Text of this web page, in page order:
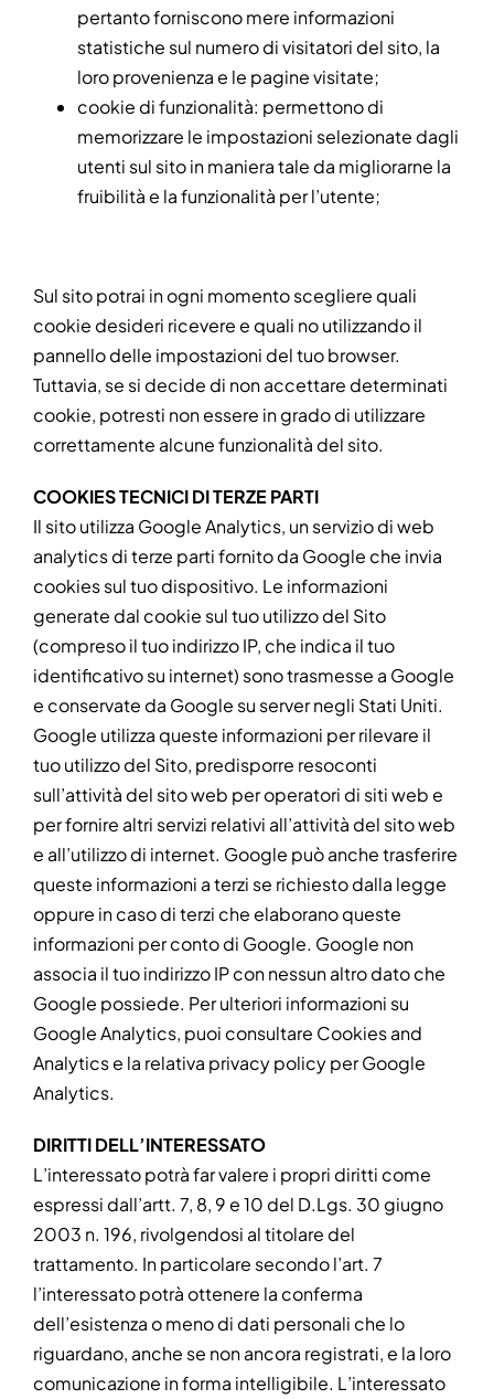
pertanto forniscono mere informazioni
statistiche sul numero di visitatori del sito, la
loro provenienza e le pagine visitate;
cookie di funzionalità: permettono di
memorizzare le impostazioni selezionate dagli
utenti sul sito in maniera tale da migliorarne la
fruibilità e la funzionalità per l’utente;
Sul sito potrai in ogni momento scegliere quali
cookie desideri ricevere e quali no utilizzando il
pannello delle impostazioni del tuo browser.
Tuttavia, se si decide di non accettare determinati
cookie, potresti non essere in grado di utilizzare
correttamente alcune funzionalità del sito.
COOKIES TECNICI DI TERZE PARTI
Il sito utilizza Google Analytics, un servizio di web
analytics di terze parti fornito da Google che invia
cookies sul tuo dispositivo. Le informazioni
generate dal cookie sul tuo utilizzo del Sito
(compreso il tuo indirizzo IP, che indica il tuo
identificativo su internet) sono trasmesse a Google
e conservate da Google su server negli Stati Uniti.
Google utilizza queste informazioni per rilevare il
tuo utilizzo del Sito, predisporre resoconti
sull’attività del sito web per operatori di siti web e
per fornire altri servizi relativi all’attività del sito web
e all’utilizzo di internet. Google può anche trasferire
queste informazioni a terzi se richiesto dalla legge
oppure in caso di terzi che elaborano queste
informazioni per conto di Google. Google non
associa il tuo indirizzo IP con nessun altro dato che
Google possiede. Per ulteriori informazioni su
Google Analytics, puoi consultare Cookies and
Analytics e la relativa privacy policy per Google
Analytics.
DIRITTI DELL’INTERESSATO
L’interessato potrà far valere i propri diritti come
espressi dall’artt. 7, 8, 9 e 10 del D.Lgs. 30 giugno
2003 n. 196, rivolgendosi al titolare del
trattamento. In particolare secondo l’art. 7
l’interessato potrà ottenere la conferma
dell’esistenza o meno di dati personali che lo
riguardano, anche se non ancora registrati, e la loro
comunicazione in forma intelligibile. L’interessato